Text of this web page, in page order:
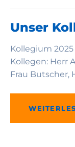
Unser
Kollegium
Kollegen: Herr
Frau Butscher,